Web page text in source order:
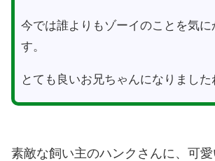
今では誰よりもゾーイのことを気に
す。
とても良いお兄ちゃんになりました
素敵な飼い主のハンクさんに、可